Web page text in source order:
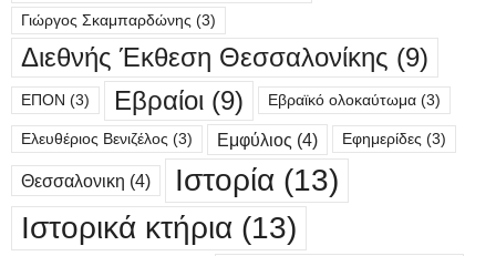
Γιώργος Σκαμπαρδώνης (3)
Διεθνής Έκθεση Θεσσαλονίκης (9)
ΕΠΟΝ (3) Εβραίοι (9) Εβραϊκό ολοκαύτωμα (3)
Ελευθέριος Βενιζέλος (3) Εμφύλιος (4) Εφημερίδες (3)
Θεσσαλονικη (4) Ιστορία (13)
Ιστορικά κτήρια (13)